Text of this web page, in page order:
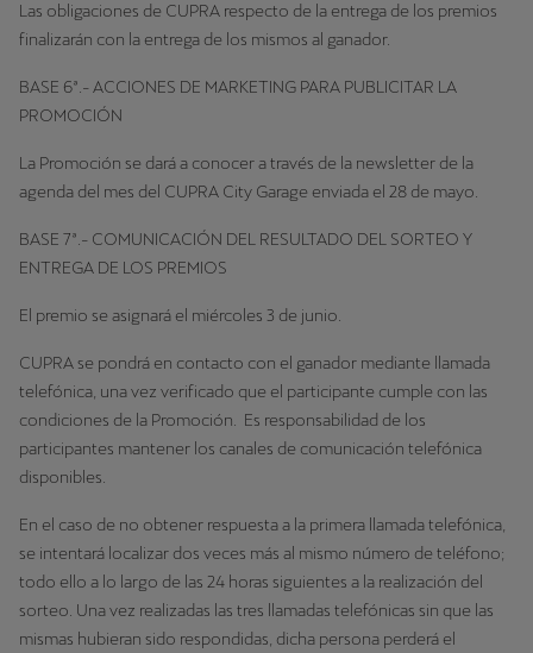
Las obligaciones de CUPRA respecto de la entrega de los premios
finalizarán con la entrega de los mismos al ganador.
BASE 6ª.- ACCIONES DE MARKETING PARA PUBLICITAR LA
PROMOCIÓN
La Promoción se dará a conocer a través de la newsletter de la
agenda del mes del CUPRA City Garage enviada el 28 de mayo.
BASE 7ª.- COMUNICACIÓN DEL RESULTADO DEL SORTEO Y
ENTREGA DE LOS PREMIOS
El premio se asignará el miércoles 3 de junio.
CUPRA se pondrá en contacto con el ganador mediante llamada
telefónica, una vez verificado que el participante cumple con las
condiciones de la Promoción. Es responsabilidad de los
participantes mantener los canales de comunicación telefónica
disponibles.
En el caso de no obtener respuesta a la primera llamada telefónica,
se intentará localizar dos veces más al mismo número de teléfono;
todo ello a lo largo de las 24 horas siguientes a la realización del
sorteo. Una vez realizadas las tres llamadas telefónicas sin que las
mismas hubieran sido respondidas, dicha persona perderá el